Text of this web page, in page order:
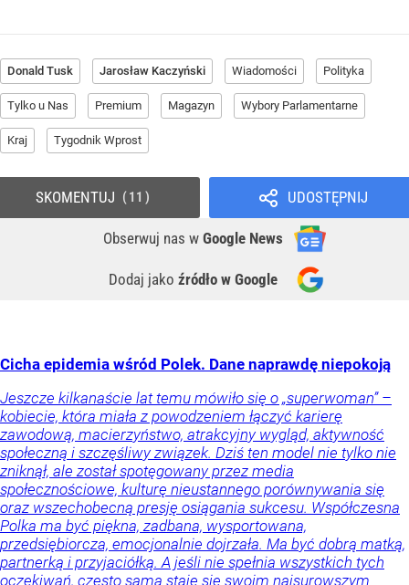
Donald Tusk Jarosław Kaczyński Wiadomości Polityka
Tylko u Nas Premium Magazyn Wybory Parlamentarne
Kraj Tygodnik Wprost
UDOSTĘPNIJ
Obserwuj nas w Google News
Dodaj jako źródło w Google
SKOMENTUJ 11
Cicha epidemia wśród Polek. Dane naprawdę niepokoją
Jeszcze kilkanaście lat temu mówiło się o „superwoman” –
kobiecie, która miała z powodzeniem łączyć karierę
zawodową, macierzyństwo, atrakcyjny wygląd, aktywność
społeczną i szczęśliwy związek. Dziś ten model nie tylko nie
zniknął, ale został spotęgowany przez media
społecznościowe, kulturę nieustannego porównywania się
oraz wszechobecną presję osiągania sukcesu. Współczesna
Polka ma być piękna, zadbana, wysportowana,
przedsiębiorcza, emocjonalnie dojrzała. Ma być dobrą matką,
partnerką i przyjaciółką. A jeśli nie spełnia wszystkich tych
oczekiwań, często sama staje się swoim najsurowszym